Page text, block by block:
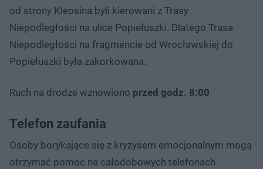
od strony Kleosina byli kierowani z Trasy
Niepodległości na ulice Popiełuszki. Dlatego Trasa
Niepodległości na fragmencie od Wrocławskiej do
Popiełuszki była zakorkowana.
Ruch na drodze wznowiono przed godz. 8:00
Telefon zaufania
Osoby borykające się z kryzysem emocjonalnym mogą
otrzymać pomoc na całodobowych telefonach